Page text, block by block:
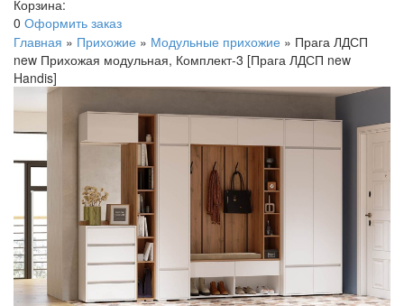
Корзина:
0 Оформить заказ
Главная » Прихожие » Модульные прихожие » Прага ЛДСП
new Прихожая модульная, Комплект-3 [Прага ЛДСП new
Handis]